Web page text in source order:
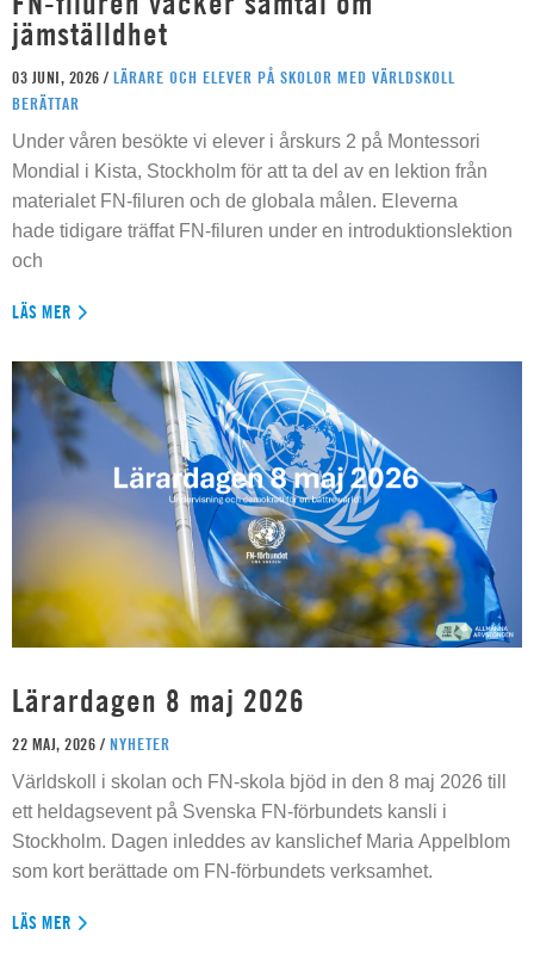
jämställdhet
03 JUNI, 2026 / LÄRARE OCH ELEVER PÅ SKOLOR MED VÄRLDSKOLL
BERÄTTAR
Under våren besökte vi elever i årskurs 2 på Montessori
Mondial i Kista, Stockholm för att ta del av en lektion från
materialet FN-filuren och de globala målen. Eleverna
hade tidigare träffat FN-filuren under en introduktionslektion
och
LÄS MER
Lärardagen 8 maj 2026
22 MAJ, 2026 / NYHETER
Världskoll i skolan och FN-skola bjöd in den 8 maj 2026 till
ett heldagsevent på Svenska FN-förbundets kansli i
Stockholm. Dagen inleddes av kanslichef Maria Appelblom
som kort berättade om FN-förbundets verksamhet.
LÄS MER